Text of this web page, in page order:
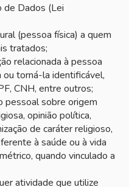
de Dados (Lei
(pessoa física) a quem
tratados;
relacionada à pessoa
ou torná-la identificável,
CNH, entre outros;
pessoal sobre origem
opinião política,
de caráter religioso,
à saúde ou à vida
quando vinculado a
atividade que utilize